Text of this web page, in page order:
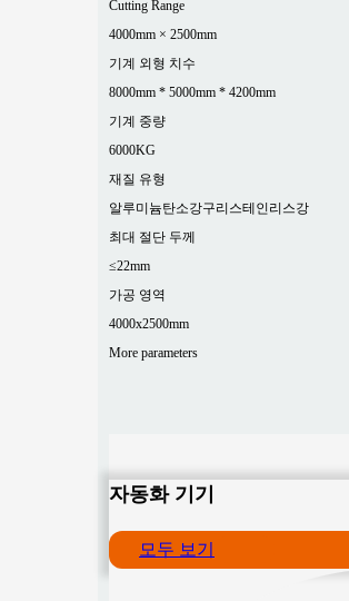
Cutting Range
4000mm × 2500mm
기계 외형 치수
8000mm * 5000mm * 4200mm
기계 중량
6000KG
재질 유형
알루미늄탄소강구리스테인리스강
최대 절단 두께
≤22mm
가공 영역
4000x2500mm
More parameters
자동화 기기
모두 보기